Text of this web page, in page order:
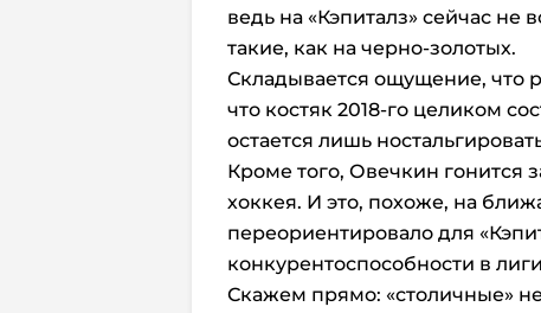
ведь на «Кэпиталз» сейчас не
такие, как на черно-золотых.
Складывается ощущение, что
что костяк 2018-го целиком
остается лишь
Кроме того, Овечкин гонится
хоккея. И это, похоже, на
переориентировало для
конкурентоспособности в
Скажем прямо: «столичные»